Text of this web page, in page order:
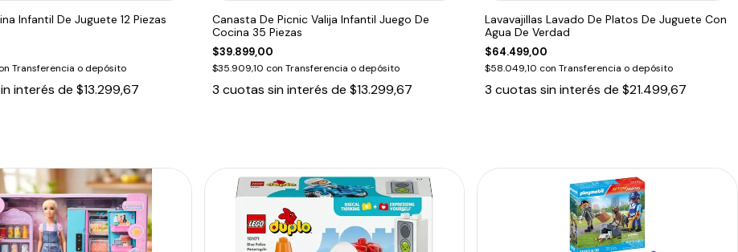
Infantil De Juguete 12 Piezas
Transferencia o depósito
interés de $13.299,67
Canasta De Picnic Valija Infantil Juego De
Cocina 35 Piezas
$39.899,00
$35.909,10 con Transferencia o depósito
3 cuotas sin interés de $13.299,67
Lavavajillas Lavado De Platos De Juguete Con
Agua De Verdad
$64.499,00
$58.049,10 con Transferencia o depósito
3 cuotas sin interés de$21.499,67